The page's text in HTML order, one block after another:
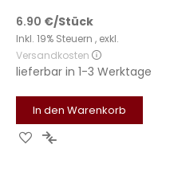
6.90 €/Stück
Inkl. 19% Steuern , exkl.
Versandkosten
lieferbar in 1-3 Werktage
In den Warenkorb
Zur Zur